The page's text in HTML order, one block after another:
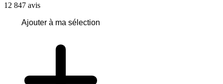
12 847 avis
Ajouter à ma sélection